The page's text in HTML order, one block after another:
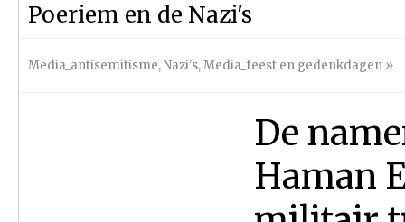
Poeriem en de Nazi's
Media_antisemitisme,Nazi's,Media_feest en gedenkdagen »
De
Haman